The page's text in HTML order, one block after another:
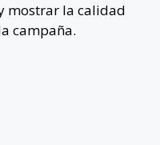
mostrar la calidad
campaña.